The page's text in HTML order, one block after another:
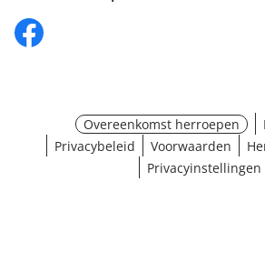
Overeenkomst herroepen
Privacybeleid
Voorwaarden
Privacyinstellingen